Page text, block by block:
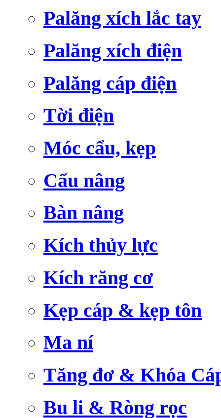
Palăng xích lắc tay
Palăng xích điện
Palăng cáp điện
Tời điện
Móc cẩu, kẹp
Cẩu nâng
Bàn nâng
Kích thủy lực
Kích răng cơ
Kẹp cáp & kẹp tôn
Ma ní
Tăng đơ & Khóa
Bu li & Ròng rọc